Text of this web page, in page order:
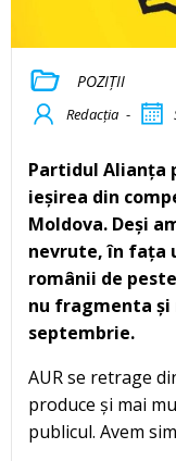
POZIȚII
Redacția -
Partidul Alianța
ieșirea din
Moldova. Deși
nevrute, în fața
românii de
nu fragmenta și
septembrie.
AUR se retrage
produce și mai
publicul. Avem